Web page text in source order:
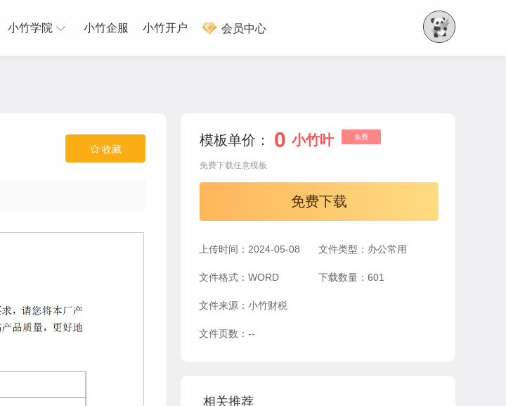
小竹学院 小竹企服 小竹开户 会员中心
收藏
模板单价： 0 小竹叶 免费
免费下载任意模板
免费下载
上传时间：2024-05-08 文件类型：办公常用
文件格式：WORD 下载数量：601
文件来源：小竹财税
文件页数：--
相关推荐